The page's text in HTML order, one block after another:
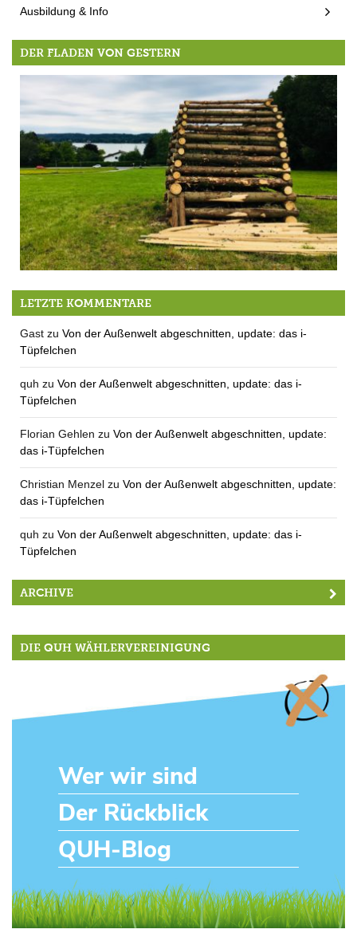
Ausbildung & Info
DER FLADEN VON GESTERN
Die Welt wird besser mit jedem Tag
LETZTE KOMMENTARE
Gast zu Von der Außenwelt abgeschnitten, update: das i-
Tüpfelchen
quh zu Von der Außenwelt abgeschnitten, update: das i-
Tüpfelchen
Florian Gehlen zu Von der Außenwelt abgeschnitten, update:
das i-Tüpfelchen
Christian Menzel zu Von der Außenwelt abgeschnitten, update:
das i-Tüpfelchen
quh zu Von der Außenwelt abgeschnitten, update: das i-
Tüpfelchen
ARCHIVE
DIE QUH WÄHLERVEREINIGUNG
Wer wir sind
Der Rückblick
QUH-Blog